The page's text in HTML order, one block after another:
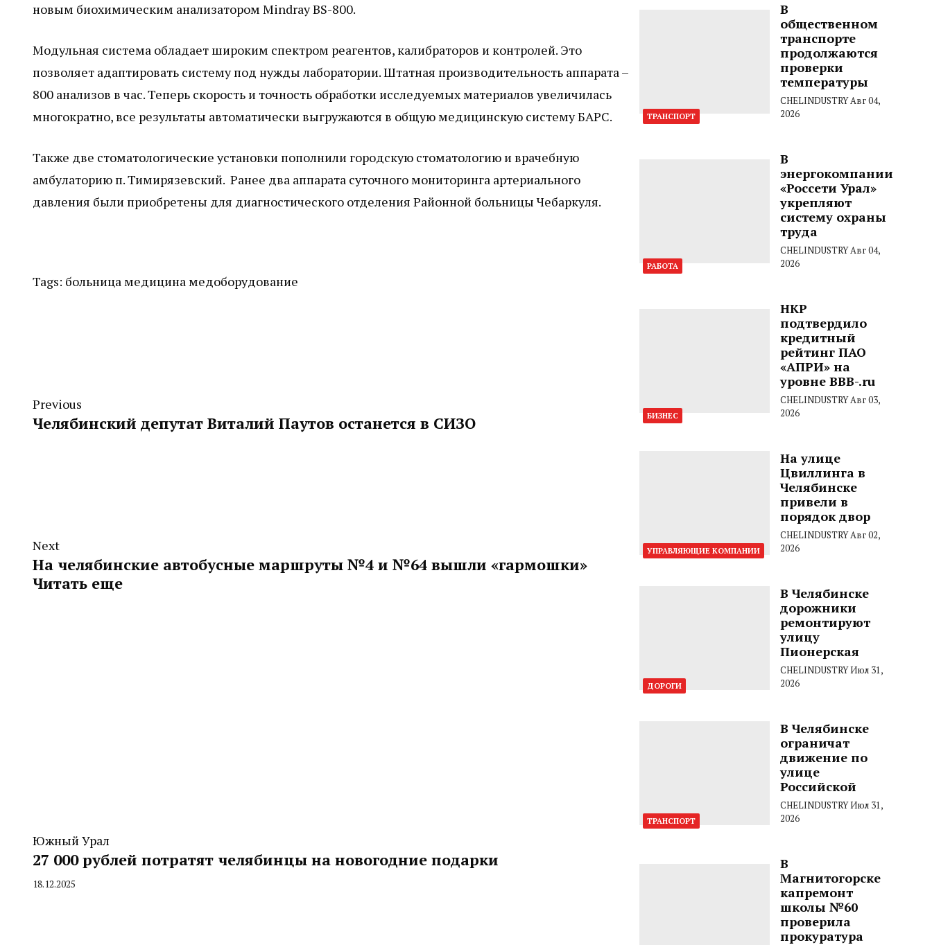
новым биохимическим анализатором Mindray BS-800.
Модульная система обладает широким спектром реагентов, калибраторов и контролей. Это
позволяет адаптировать систему под нужды лаборатории. Штатная производительность аппарата –
800 анализов в час. Теперь скорость и точность обработки исследуемых материалов увеличилась
многократно, все результаты автоматически выгружаются в общую медицинскую систему БАРС.
Также две стоматологические установки пополнили городскую стоматологию и врачебную
амбулаторию п. Тимирязевский. Ранее два аппарата суточного мониторинга артериального
давления были приобретены для диагностического отделения Районной больницы Чебаркуля.
Tags: больницамедицинамедоборудование
Previous
Челябинский депутат Виталий Паутов останется в СИЗО
Next
На челябинские автобусные маршруты №4 и №64 вышли «гармошки»
Читать еще
Южный Урал
27 000 рублей потратят челябинцы на новогодние подарки
By
18.12.2025
ТРАНСПОРТ
В
общественном
транспорте
продолжаются
проверки
температуры
CHELINDUSTRYАвг 04,
2026
РАБОТА
В
энергокомпании
«Россети Урал»
укрепляют
систему охраны
труда
CHELINDUSTRYАвг 04,
2026
БИЗНЕС
НКР
подтвердило
кредитный
рейтинг ПАО
«АПРИ» на
уровне BBB-.ru
CHELINDUSTRYАвг 03,
2026
УПРАВЛЯЮЩИЕ КОМПАНИИ
На улице
Цвиллинга в
Челябинске
привели в
порядок двор
CHELINDUSTRYАвг 02,
2026
ДОРОГИ
В Челябинске
дорожники
ремонтируют
улицу
Пионерская
CHELINDUSTRYИюл 31,
2026
ТРАНСПОРТ
В Челябинске
ограничат
движение по
улице
Российской
CHELINDUSTRYИюл 31,
2026
В
Магнитогорске
капремонт
школы №60
проверила
прокуратура